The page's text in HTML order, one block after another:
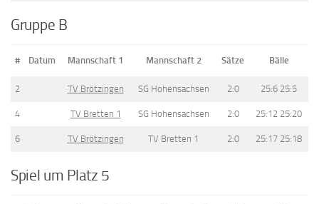
Gruppe B
# Datum Mannschaft 1 Mannschaft 2 Sätze Bälle
2 TV Brötzingen SG Hohensachsen 2:0 25:6 25:5
4 TV Bretten 1 SG Hohensachsen 2:0 25:12 25:20
6 TV Brötzingen TV Bretten 1 2:0 25:17 25:18
Spiel um Platz 5